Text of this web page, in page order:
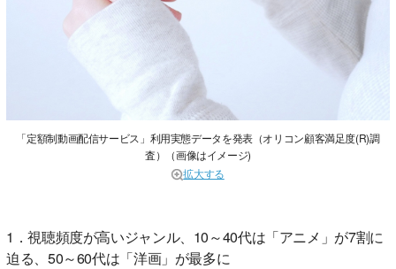
「定額制動画配信サービス」利用実態データを発表（オリコン顧客満足度(R)調
査）（画像はイメージ)
拡大する
1．視聴頻度が高いジャンル、10～40代は「アニメ」が7割に
迫る、50～60代は「洋画」が最多に